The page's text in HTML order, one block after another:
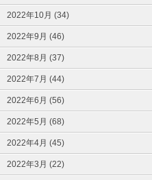
2022年10月 (34)
2022年9月 (46)
2022年8月 (37)
2022年7月 (44)
2022年6月 (56)
2022年5月 (68)
2022年4月 (45)
2022年3月 (22)